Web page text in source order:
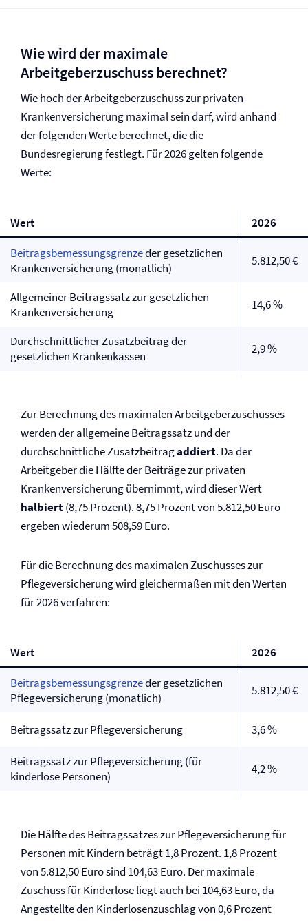
Wie wird der maximale
Arbeitgeberzuschuss berechnet?
Wie hoch der Arbeitgeberzuschuss zur privaten
Kranken­versicherung maximal sein darf, wird anhand
der folgenden Werte berechnet, die die
Bundesregierung festlegt. Für 2026 gelten folgende
Werte:
Wert
2026
Beitragsbemessungsgrenzeder gesetzlichen
Kranken­versicherung (monatlich)
5.812,50 €
Allgemeiner Beitragssatz zur gesetzlichen
Kranken­versicherung
14,6 %
Durchschnittlicher Zusatzbeitrag der
gesetzlichen Krankenkassen
2,9 %
Zur Berechnung des maximalen Arbeitgeberzuschusses
werden der allgemeine Beitragssatz und der
durchschnittliche Zusatzbeitragaddiert. Da der
Arbeitgeber die Hälfte der Beiträge zur privaten
Kranken­versicherung übernimmt, wird dieser Wert
halbiert(8,75 Prozent). 8,75 Prozent von 5.812,50 Euro
ergeben wiederum 508,59 Euro.
Für die Berechnung des maximalen Zuschusses zur
Pflege­versicherung wird gleichermaßen mit den Werten
für 2026 verfahren:
Wert
2026
Beitragsbemessungsgrenzeder gesetzlichen
Pflege­versicherung (monatlich)
5.812,50 €
Beitragssatz zur Pflege­versicherung 3,6 %
Beitragssatz zur Pflege­versicherung (für
kinderlose Personen)
4,2 %
Die Hälfte des Beitragssatzes zur Pflege­versicherung für
Personen mit Kindern beträgt 1,8 Prozent. 1,8 Prozent
von 5.812,50 Euro sind 104,63 Euro. Der maximale
Zuschuss für Kinderlose liegt auch bei 104,63 Euro, da
Angestellte den Kinderlosenzuschlag von 0,6 Prozent